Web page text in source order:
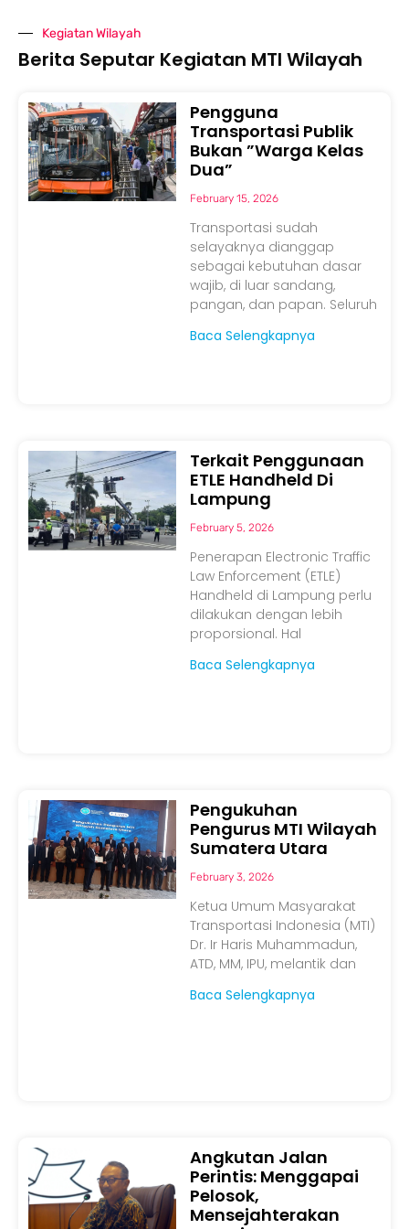
Kegiatan Wilayah
Berita Seputar Kegiatan MTI Wilayah
Pengguna
Transportasi Publik
Bukan ”Warga Kelas
Dua”
February 15, 2026
Transportasi sudah
selayaknya dianggap
sebagai kebutuhan dasar
wajib, di luar sandang,
pangan, dan papan. Seluruh
Baca Selengkapnya
Terkait Penggunaan
ETLE Handheld Di
Lampung
February 5, 2026
Penerapan Electronic Traffic
Law Enforcement (ETLE)
Handheld di Lampung perlu
dilakukan dengan lebih
proporsional. Hal
Baca Selengkapnya
Pengukuhan
Pengurus MTI Wilayah
Sumatera Utara
February 3, 2026
Ketua Umum Masyarakat
Transportasi Indonesia (MTI)
Dr. Ir Haris Muhammadun,
ATD, MM, IPU, melantik dan
Baca Selengkapnya
Angkutan Jalan
Perintis: Menggapai
Pelosok,
Mensejahterakan